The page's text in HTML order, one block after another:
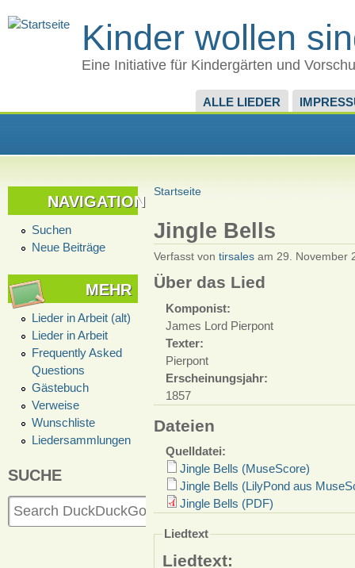
Kinder wollen
Eine Initiative für Kindergärten und
ALLE LIEDER
NAVIGATION
Suchen
Neue Beiträge
MEHR
Lieder in Arbeit (alt)
Lieder in Arbeit
Frequently Asked
Questions
Gästebuch
Verweise
Wunschliste
Liedersammlungen
SUCHE
Startseite
Jingle Bells
Verfasst von tirsalesam 29. November
Über das Lied
Komponist:
James Lord Pierpont
Texter:
Pierpont
Erscheinungsjahr:
1857
Dateien
Quelldatei:
Jingle Bells (MuseScore)
Jingle Bells (LilyPond aus
Jingle Bells (PDF)
Liedtext
Liedtext: